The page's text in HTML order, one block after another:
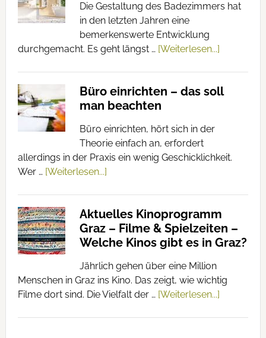
Die Gestaltung des Badezimmers hat
in den letzten Jahren eine
bemerkenswerte Entwicklung
durchgemacht. Es geht längst … [Weiterlesen...]
Büro einrichten – das soll
man beachten
Büro einrichten, hört sich in der
Theorie einfach an, erfordert
allerdings in der Praxis ein wenig Geschicklichkeit.
Wer … [Weiterlesen...]
Aktuelles Kinoprogramm
Graz – Filme & Spielzeiten –
Welche Kinos gibt es in Graz?
Jährlich gehen über eine Million
Menschen in Graz ins Kino. Das zeigt, wie wichtig
Filme dort sind. Die Vielfalt der … [Weiterlesen...]